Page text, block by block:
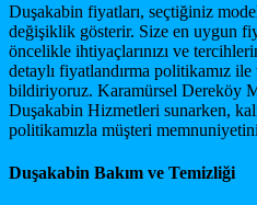
Duşakabin fiyatları, seçtiğiniz
değişiklik gösterir. Size en uygun
öncelikle ihtiyaçlarınızı ve
detaylı fiyatlandırma politikamız
bildiriyoruz. Karamürsel Dereköy
Duşakabin Hizmetleri sunarken,
politikamızla müşteri
Duşakabin Bakım ve Temizliği